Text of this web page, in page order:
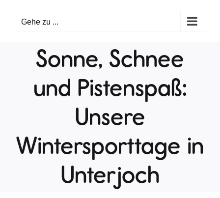
Gehe zu ...
Sonne, Schnee
und Pistenspaß:
Unsere
Wintersporttage in
Unterjoch